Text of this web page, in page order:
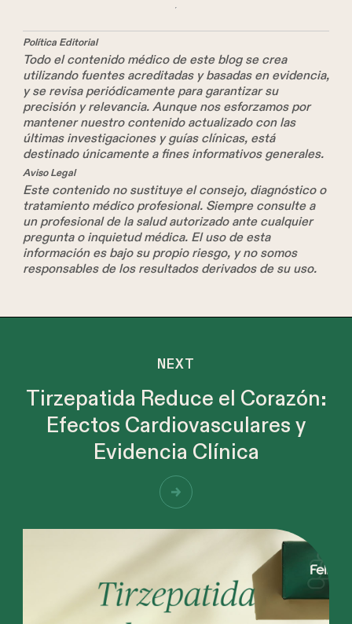
Política Editorial
Todo el contenido médico de este blog se crea
utilizando fuentes acreditadas y basadas en evidencia,
y se revisa periódicamente para garantizar su
precisión y relevancia. Aunque nos esforzamos por
mantener nuestro contenido actualizado con las
últimas investigaciones y guías clínicas, está
destinado únicamente a fines informativos generales.
Aviso Legal
Este contenido no sustituye el consejo, diagnóstico o
tratamiento médico profesional. Siempre consulte a
un profesional de la salud autorizado ante cualquier
pregunta o inquietud médica. El uso de esta
información es bajo su propio riesgo, y no somos
responsables de los resultados derivados de su uso.
NEXT
Tirzepatida Reduce el Corazón:
Efectos Cardiovasculares y
Evidencia Clínica